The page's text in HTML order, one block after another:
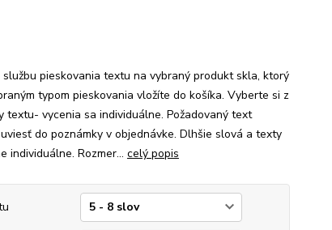
pieskovania textu na vybraný produkt skla, ktorý
typom pieskovania vložíte do košíka. Vyberte si z
textu- vycenia sa individuálne. Požadovaný text
do poznámky v objednávke. Dlhšie slová a texty
individuálne. Rozmer... celý popis